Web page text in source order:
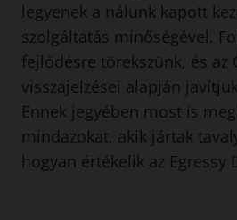
legyenek a nálunk kapott
szolgáltatás minőségével.
fejlődésre törekszünk, és az
visszajelzései alapján
Ennek jegyében most is
mindazokat, akik jártak
hogyan értékelik az Egressy